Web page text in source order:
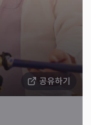
공유하기